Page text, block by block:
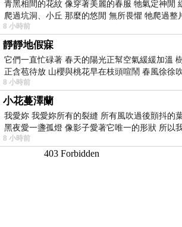
青黑相間的花紋 像穿著美麗的春服 牠氣定神閒
爬過坑洞、小丘 那麼的悠閒 無所畏懼 牠爬過整
8 小時前
靜靜地假寐
它們一直忙碌著 春天的陽光正幫空氣緩緩加溫
正含苞待放 山櫻與桃花早在枝頭喧鬧 春風徐徐
8 小時前
小花蔓澤蘭
我愛妳 我愛妳所有的裂縫 所有風吹過後顫抖的
黑夜愛一盞孤燈 像影子愛著它唯一的形狀 所以
8 小時前